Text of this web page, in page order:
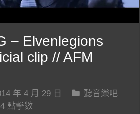
– Elvenlegions
clip // AFM
年 4 月 29 日
聽音樂吧
點擊數